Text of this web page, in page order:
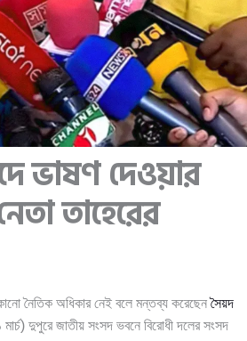
ভাষণ দেওয়ার
তাহেরের
কোনো নৈতিক অধিকার নেই বলে মন্তব্য করেছেনসৈয়দ
জাতীয় সংসদ ভবনে বিরোধী দলের সংসদ